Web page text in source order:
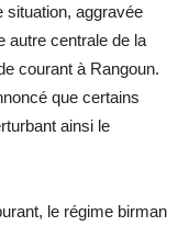
situation, aggravée
autre centrale de la
courant à Rangoun.
que certains
ainsi le
le régime birman